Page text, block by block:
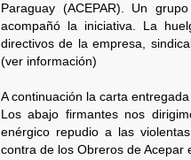
Paraguay (ACEPAR). Un
acompañó la iniciativa. La
directivos de la empresa,
(ver información)
A continuación la carta
Los abajo firmantes nos
enérgico repudio a las
contra de los Obreros de Acepar